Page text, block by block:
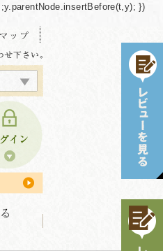
})